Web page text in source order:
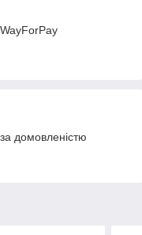
домовленістю